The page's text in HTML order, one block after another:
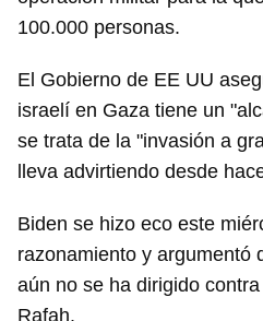
100.000 personas.
El Gobierno de EE UU
israelí en Gaza tiene un
se trata de la "invasión a
lleva advirtiendo desde
Biden se hizo eco este
razonamiento y argumentó
aún no se ha dirigido
Rafah.